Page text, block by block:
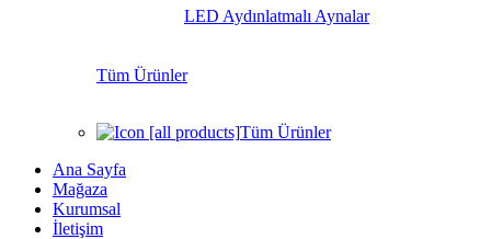
LED Aydınlatmalı Aynalar
Tüm Ürünler
Tüm Ürünler
Ana Sayfa
Mağaza
Kurumsal
İletişim